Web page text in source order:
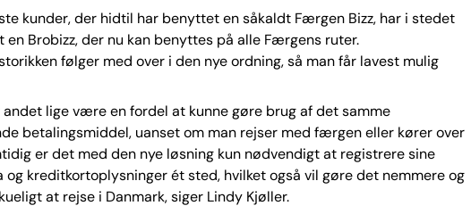
kunder, der hidtil har benyttet en såkaldt Færgen Bizz, har i stedet
en Brobizz, der nu kan benyttes på alle Færgens ruter.
følger med over i den nye ordning, så man får lavest mulig
lige være en fordel at kunne gøre brug af det samme
betalingsmiddel, uanset om man rejser med færgen eller kører over
er det med den nye løsning kun nødvendigt at registrere sine
og kreditkortoplysninger ét sted, hvilket også vil gøre det nemmere og
at rejse i Danmark, siger Lindy Kjøller.